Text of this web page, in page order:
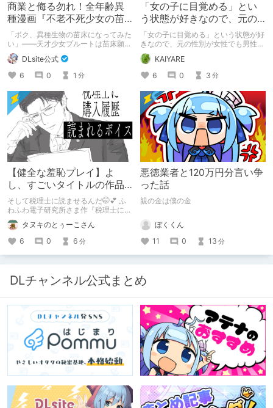
商業と侮る勿れ！全年齢異
種漫画『不老不死少女の苗
床旅行記』新刊記念1～3巻
90%オフクーポン配布中✨
「ボク、異種生物の苗床になってみた
い」――天才少女プルートは苗床願望
を叶えるため、不老不死の体を手に入
れた！ 話題沸騰の全年齢苗床コミッ
クスの新刊が発売開始！ それを記念
して1～3巻まで90%OFFクーポン配
布いたします！ まだ本作品未体験の
皆さん、多分お好きです。ぜひお試し
ください。
DLsite公式
6
0 1 分
「女の子に目覚める」とい
う状態が好きなので、元の
性別が女性でも男性でも問
題ない話
「女の子に目覚める」という状態が好
きなので、元の性別が女性でも男性で
も問題ない話
KAIYARE
6
0 3 分
【健全な羞恥プレイ】よ
し、すごいタイトルの作品
をまた買おう。【湧き上が
る不健全な気持ち】
そして税理士に読ませるんだ🤭💕 ふ
わふわ電子研究所さま作『税理士に購
入履歴読まれるボイス』の感想レビュ
ーです！タヌキのとぅーこさん
6
0 6 分
悪徳業者と120万円分言い争
った話
親の金は僕の金
ぼくくん
11
0 13 分
DLチャンネル公式まとめ